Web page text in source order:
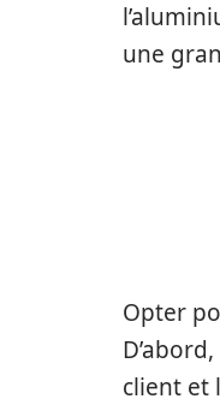
une
Opter
client et